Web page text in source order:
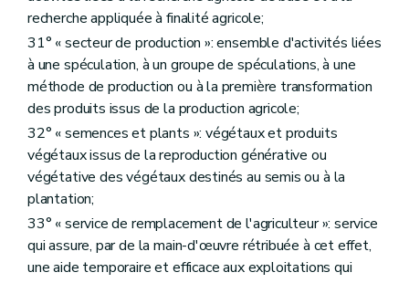
Art. D355
Art. D356
Section 2 Observatoire foncier
Art. D357
Section 3 Droit de préemption
Art. D358
Section 4 Droit d'expropriation
Art. D359
Section 5 Fonds budgétaire en matière de politique foncière agricole
Art. D360
Art. D361
Titre XII
Section 1re
Objectifs et organisation de la recherche agronomique
Art. D362
Art. D363
recherche appliquée à finalité agricole;
31° « secteur de production »: ensemble d'activités liées
à une spéculation, à un groupe de spéculations, à une
méthode de production ou à la première transformation
des produits issus de la production agricole;
32° « semences et plants »: végétaux et produits
végétaux issus de la reproduction générative ou
végétative des végétaux destinés au semis ou à la
plantation;
33° « service de remplacement de l'agriculteur »: service
qui assure, par de la main-d'œuvre rétribuée à cet effet,
une aide temporaire et efficace aux exploitations qui